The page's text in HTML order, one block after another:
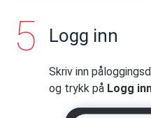
Logg inn
Skriv inn
og trykk på Logg